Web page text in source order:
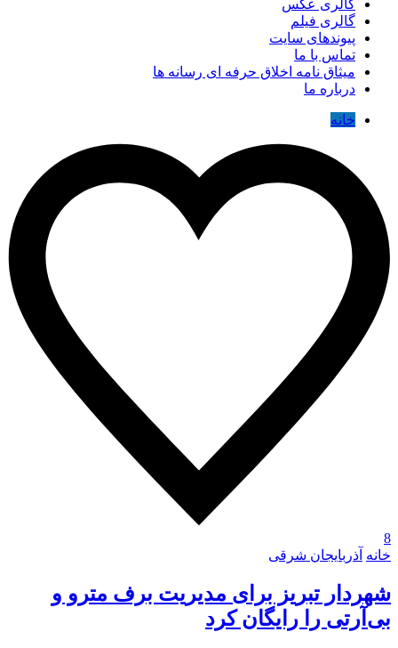
گالری عکس
گالری فیلم
پیوندهای سایت
تماس با ما
میثاق نامه اخلاق حرفه ای رسانه ها
درباره ما
خانه
8
خانه آذربایجان شرقی
شهردار تبریز برای مدیریت برف مترو و
بی‌آرتی را رایگان کرد